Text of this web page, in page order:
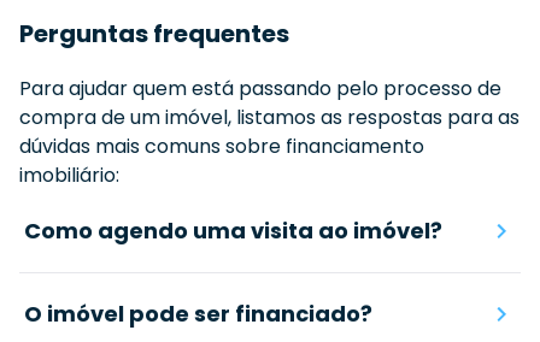
Perguntas frequentes
Para ajudar quem está passando pelo processo de
compra de um imóvel, listamos as respostas para as
dúvidas mais comuns sobre financiamento
imobiliário:
Como agendo uma visita ao imóvel?
O imóvel pode ser financiado?